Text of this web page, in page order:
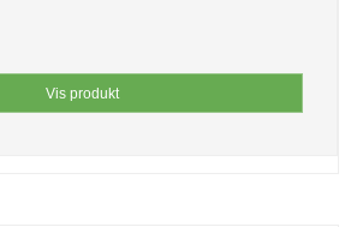
Vis produkt